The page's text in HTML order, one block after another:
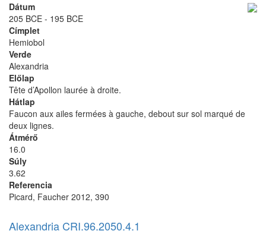
Dátum
205 BCE - 195 BCE
Címplet
Hemiobol
Verde
Alexandria
Előlap
Tête d’Apollon laurée à droite.
Hátlap
Faucon aux ailes fermées à gauche, debout sur sol marqué de
deux lignes.
Átmérő
16.0
Súly
3.62
Referencia
Picard, Faucher 2012, 390
Alexandria CRI.96.2050.4.1